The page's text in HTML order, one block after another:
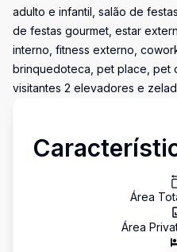
adulto e infantil, salão de
de festas gourmet, estar
interno, fitness externo,
brinquedoteca, pet place, pet
visitantes 2 elevadores e
Área
Área